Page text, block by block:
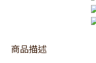
商品描述